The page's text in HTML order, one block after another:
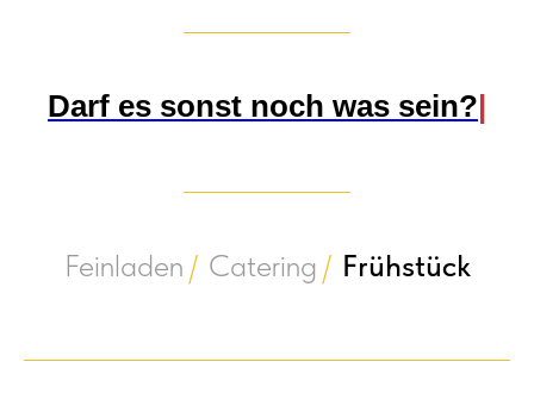
Darf es sonst noch was sein?|
Feinladen / Catering / Frühstück